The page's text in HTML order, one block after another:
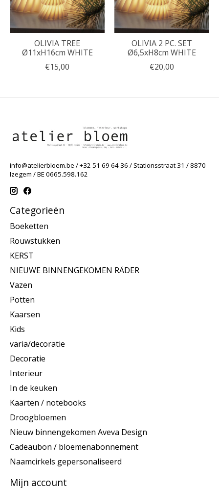
OLIVIA TREE
Ø11xH16cm WHITE
€15,00
OLIVIA 2 PC. SET
Ø6,5xH8cm WHITE
€20,00
info@atelierbloem.be / +32 51 69 64 36 / Stationsstraat 31 / 8870
Izegem / BE 0665.598.162
Categorieën
Boeketten
Rouwstukken
KERST
NIEUWE BINNENGEKOMEN RÄDER
Vazen
Potten
Kaarsen
Kids
varia/decoratie
Decoratie
Interieur
In de keuken
Kaarten / notebooks
Droogbloemen
Nieuw binnengekomen Aveva Design
Cadeaubon / bloemenabonnement
Naamcirkels gepersonaliseerd
Mijn account